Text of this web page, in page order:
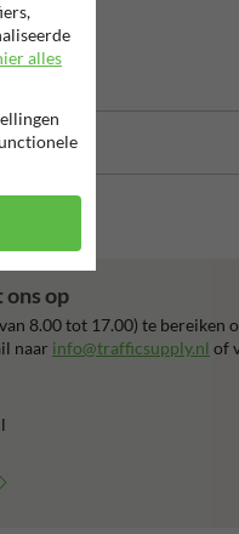
op
8.00 tot 17.00) te bereiken
naar info@trafficsupply.nl of
alles